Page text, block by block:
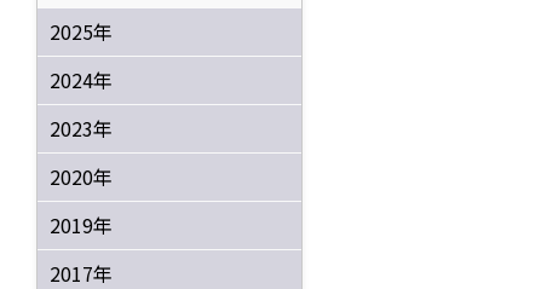
2025年
2024年
2023年
2020年
2019年
2017年